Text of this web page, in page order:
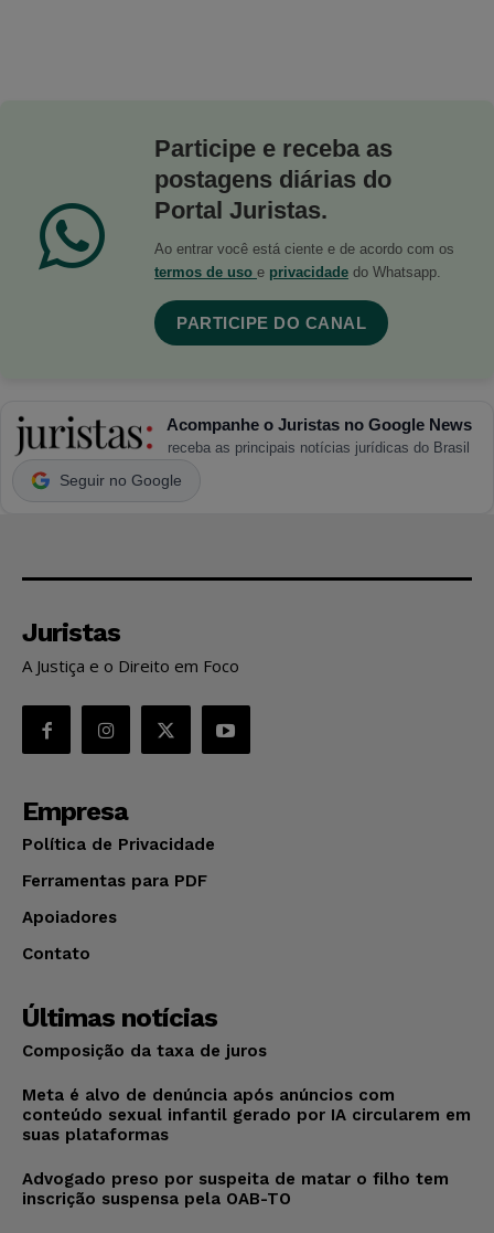
Participe e receba as
postagens diárias do
Portal Juristas.
Ao entrar você está ciente e de acordo com os
termos de uso e privacidade do Whatsapp.
PARTICIPE DO CANAL
Acompanhe o Juristas no Google News
receba as principais notícias jurídicas do Brasil
Seguir no Google
Juristas
A Justiça e o Direito em Foco
Empresa
Política de Privacidade
Ferramentas para PDF
Apoiadores
Contato
Últimas notícias
Composição da taxa de juros
Meta é alvo de denúncia após anúncios com
conteúdo sexual infantil gerado por IA circularem em
suas plataformas
Advogado preso por suspeita de matar o filho tem
inscrição suspensa pela OAB-TO